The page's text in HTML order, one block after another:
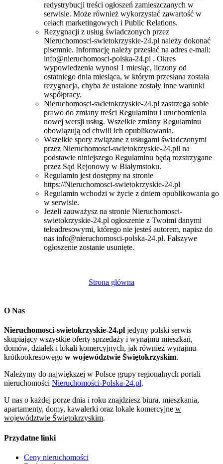
redystrybucji treści ogłoszeń zamieszczanych w
serwisie. Może również wykorzystać zawartość w
celach marketingowych i Public Relations.
Rezygnacji z usług świadczonych przez
Nieruchomosci-swietokrzyskie-24.pl należy dokonać
pisemnie. Informację należy przesłać na adres e-mail:
info@nieruchomosci-polska-24.pl . Okres
wypowiedzenia wynosi 1 miesiąc, liczony od
ostatniego dnia miesiąca, w którym przesłana została
rezygnacja, chyba że ustalone zostały inne warunki
współpracy.
Nieruchomosci-swietokrzyskie-24.pl zastrzega sobie
prawo do zmiany treści Regulaminu i uruchomienia
nowej wersji usług. Wszelkie zmiany Regulaminu
obowiązują od chwili ich opublikowania.
Wszelkie spory związane z usługami świadczonymi
przez Nieruchomosci-swietokrzyskie-24.pll na
podstawie niniejszego Regulaminu będą rozstrzygane
przez Sąd Rejonowy w Białymstoku.
Regulamin jest dostępny na stronie
https://Nieruchomosci-swietokrzyskie-24.pl
Regulamin wchodzi w życie z dniem opublikowania go
w serwisie.
Jeżeli zauważysz na stronie Nieruchomosci-
swietokrzyskie-24.pl ogłoszenie z Twoimi danymi
teleadresowymi, którego nie jesteś autorem, napisz do
nas info@nieruchomosci-polska-24.pl. Fałszywe
ogłoszenie zostanie usunięte.
Strona główna
O Nas
Nieruchomosci-swietokrzyskie-24.pl jedyny polski serwis
skupiający wszystkie oferty sprzedaży i wynajmu mieszkań,
domów, działek i lokali komercyjnych, jak również wynajmu
krótkookresowego w województwie Świętokrzyskim.
Należymy do największej w Polsce grupy regionalnych portali
nieruchomości Nieruchomości-Polska-24.pl.
U nas o każdej porze dnia i roku znajdziesz biura, mieszkania,
apartamenty, domy, kawalerki oraz lokale komercyjne w
województwie Świętokrzyskim.
Przydatne linki
Ceny nieruchomości